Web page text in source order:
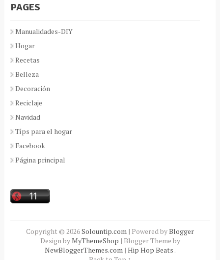
PAGES
Manualidades-DIY
Hogar
Recetas
Belleza
Decoración
Reciclaje
Navidad
Típs para el hogar
Facebook
Página principal
Copyright ©2026Solountip.com | Powered byBlogger
Design byMyThemeShop | Blogger Theme by
NewBloggerThemes.com | Hip Hop Beats .